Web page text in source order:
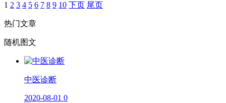
1 2 3 4 5 6 7 8 9 10 下页 尾页
热门文章
随机图文
​中医诊断
2020-08-01 0